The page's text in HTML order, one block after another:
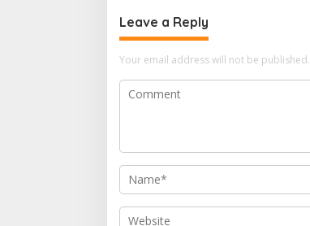
Leave a Reply
Your email address will not be published.